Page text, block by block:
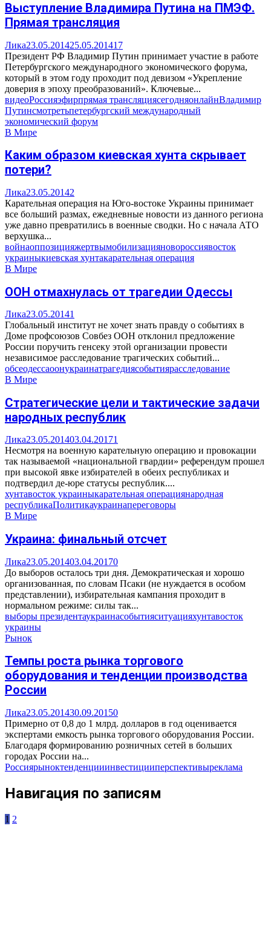
Выступление Владимира Путина на ПМЭФ.
Прямая трансляция
Лика23.05.201425.05.201417
Президент РФ Владимир Путин принимает участие в работе
Петербургского международного экономического форума,
который в этом году проходит под девизом «Укрепление
доверия в эпоху преобразований». Ключевые...
видеоРоссияэфирпрямая трансляциясегодняонлайнВладимир
Путинсмотретьпетербургский международный
экономический форум
В Мире
Каким образом киевская хунта скрывает
потери?
Лика23.05.20142
Карательная операция на Юго-востоке Украины принимает
все больший размах, ежедневные новости из данного региона
уже давно превратились в военные сводки. Но с начала АТО
верхушка...
войнаоппозицияжертвымобилизацияновороссиявосток
украиныкиевская хунтакарательная операция
В Мире
ООН отмахнулась от трагедии Одессы
Лика23.05.20141
Глобальный институт не хочет знать правду о событиях в
Доме профсоюзов Совбез ООН отклонил предложение
России поручить генсеку этой организации провести
независимое расследование трагических событий...
обсеодессаоонукраинатрагедиясобытиярасследование
В Мире
Стратегические цели и тактические задачи
народных республик
Лика23.05.201403.04.20171
Несмотря на военную карательную операцию и провокации
так называемой «национальной гвардии» референдум прошел
при высокой явке избирателей в обеих республиках и
подтвердил де-юре статусы республик....
хунтавосток украиныкарательная операциянародная
республикаПолитикаукраинапереговоры
В Мире
Украина: финальный отсчет
Лика23.05.201403.04.20170
До выборов осталось три дня. Демократическая и хорошо
организованная, по словам Псаки (не нуждается в особом
представлении), избирательная кампания проходит в
нормальном режиме: силы так...
выборы президентаукраинасобытияситуацияхунтавосток
украины
Рынок
Темпы роста рынка торгового
оборудования и тенденции производства
России
Лика23.05.201430.09.20150
Примерно от 0,8 до 1 млрд. долларов в год оценивается
экспертами емкость рынка торгового оборудования России.
Благодаря формированию розничных сетей в больших
городах России на...
Россиярыноктенденцииинвестицииперспективыреклама
Навигация по записям
1 2